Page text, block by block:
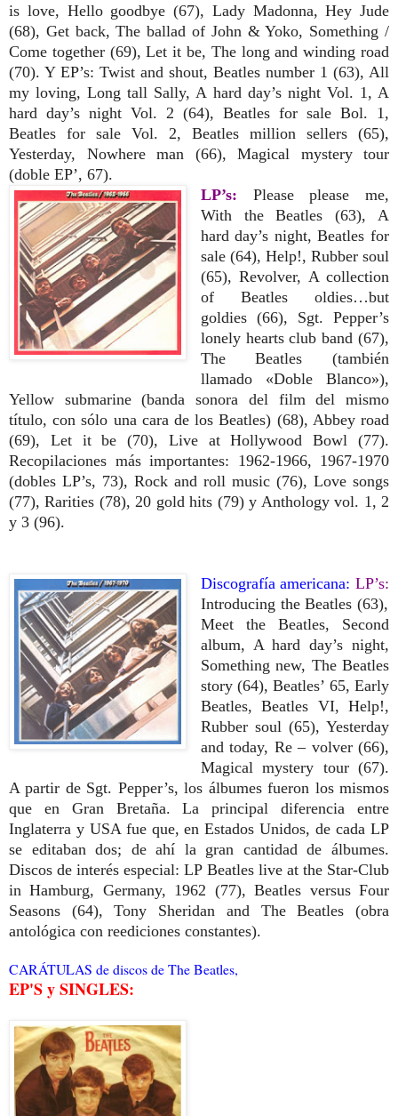
is love, Hello goodbye (67), Lady Madonna, Hey Jude
(68), Get back, The ballad of John & Yoko, Something /
Come together (69), Let it be, The long and winding road
(70). Y EP’s: Twist and shout, Beatles number 1 (63), All
my loving, Long tall Sally, A hard day’s night Vol. 1, A
hard day’s night Vol. 2 (64), Beatles for sale Bol. 1,
Beatles for sale Vol. 2, Beatles million sellers (65),
Yesterday, Nowhere man (66), Magical mystery tour
(doble EP’, 67).
LP’s: Please please me,
With the Beatles (63), A
hard day’s night, Beatles for
sale (64), Help!, Rubber soul
(65), Revolver, A collection
of Beatles oldies…but
goldies (66), Sgt. Pepper’s
lonely hearts club band (67),
The Beatles (también
llamado «Doble Blanco»),
Yellow submarine (banda sonora del film del mismo
título, con sólo una cara de los Beatles) (68), Abbey road
(69), Let it be (70), Live at Hollywood Bowl (77).
Recopilaciones más importantes: 1962-1966, 1967-1970
(dobles LP’s, 73), Rock and roll music (76), Love songs
(77), Rarities (78), 20 gold hits (79) y Anthology vol. 1, 2
y 3 (96).
Discografía americana: LP’s:
Introducing the Beatles (63),
Meet the Beatles, Second
album, A hard day’s night,
Something new, The Beatles
story (64), Beatles’ 65, Early
Beatles, Beatles VI, Help!,
Rubber soul (65), Yesterday
and today, Re – volver (66),
Magical mystery tour (67).
A partir de Sgt. Pepper’s, los álbumes fueron los mismos
que en Gran Bretaña. La principal diferencia entre
Inglaterra y USA fue que, en Estados Unidos, de cada LP
se editaban dos; de ahí la gran cantidad de álbumes.
Discos de interés especial: LP Beatles live at the Star-Club
in Hamburg, Germany, 1962 (77), Beatles versus Four
Seasons (64), Tony Sheridan and The Beatles (obra
antológica con reediciones constantes).
CARÁTULAS de discos de The Beatles,
EP'S y SINGLES: